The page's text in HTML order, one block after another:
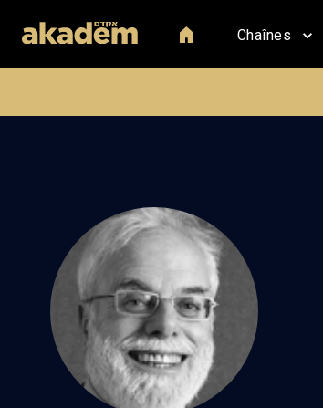
Chaînes